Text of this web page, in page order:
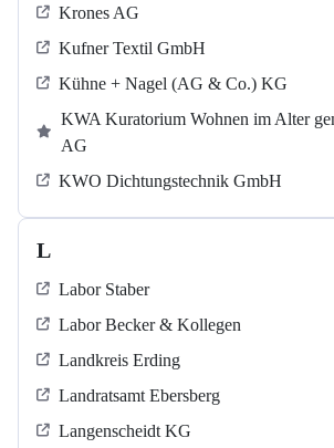
Krones AG
Kufner Textil GmbH
Kühne + Nagel (AG & Co.) KG
KWA Kuratorium Wohnen im Alter
AG
KWO Dichtungstechnik GmbH
L
Labor Staber
Labor Becker & Kollegen
Landkreis Erding
Landratsamt Ebersberg
Langenscheidt KG